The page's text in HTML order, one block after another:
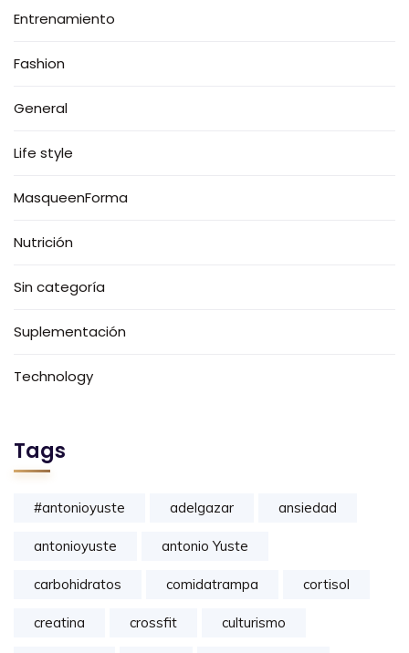
Entrenamiento
Fashion
General
Life style
MasqueenForma
Nutrición
Sin categoría
Suplementación
Technology
Tags
#antonioyuste adelgazar ansiedad
antonioyuste antonio Yuste
carbohidratos comidatrampa cortisol
creatina crossfit culturismo